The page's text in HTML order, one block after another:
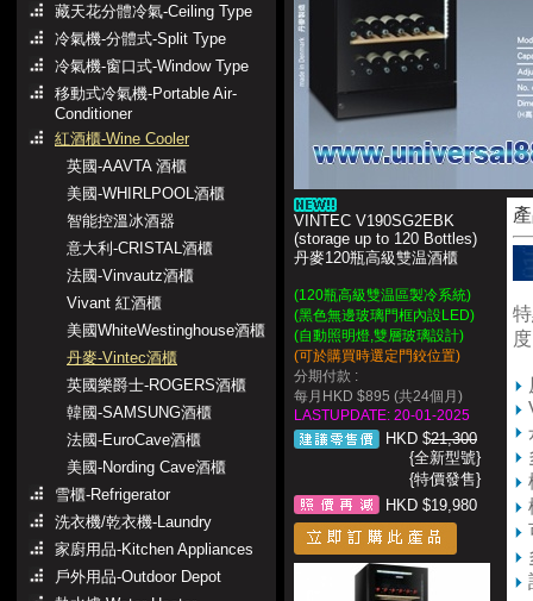
藏天花分體冷氣-Ceiling Type
冷氣機-分體式-Split Type
冷氣機-窗口式-Window Type
移動式冷氣機-Portable Air-
Conditioner
紅酒櫃-Wine Cooler
英國-AAVTA 酒櫃
美國-WHIRLPOOL酒櫃
智能控溫冰酒器
意大利-CRISTAL酒櫃
法國-Vinvautz酒櫃
Vivant 紅酒櫃
美國WhiteWestinghouse酒櫃
丹麥-Vintec酒櫃
英國樂爵士-ROGERS酒櫃
韓國-SAMSUNG酒櫃
法國-EuroCave酒櫃
美國-Nording Cave酒櫃
雪櫃-Refrigerator
洗衣機/乾衣機-Laundry
家廚用品-Kitchen Appliances
戶外用品-Outdoor Depot
VINTEC V190SG2EBK
(storage up to 120 Bottles)
丹麥120瓶高級雙温酒櫃
(120瓶高級雙温區製冷系統)
(黑色無邊玻璃門框內設LED)
(自動照明燈,雙層玻璃設計)
(可於購買時選定門鉸位置)
分期付款 :
每月HKD $895 (共24個月)
LASTUPDATE: 20-01-2025
HKD $21,300
{全新型號}
{特價發售}
HKD $19,980
度